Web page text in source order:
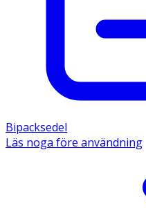
Bipacksedel
Läs noga före användning